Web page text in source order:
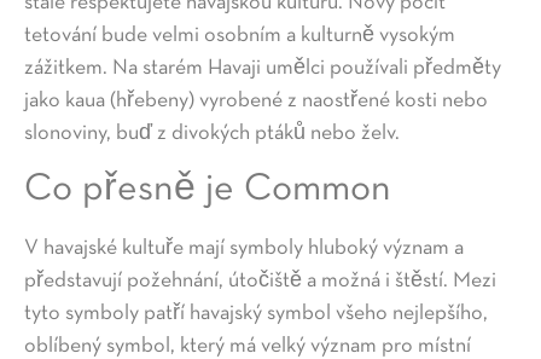
tetování bude velmi osobním a kulturně vysokým
zážitkem. Na starém Havaji umělci používali předměty
jako kaua (hřebeny) vyrobené z naostřené kosti nebo
slonoviny, buď z divokých ptáků nebo želv.
Co přesně je Common
V havajské kultuře mají symboly hluboký význam a
představují požehnání, útočiště a možná i štěstí. Mezi
tyto symboly patří havajský symbol všeho nejlepšího,
oblíbený symbol, který má velký význam pro místní